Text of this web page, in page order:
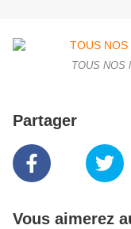
TOUS NOS
Partager
Vous aimerez